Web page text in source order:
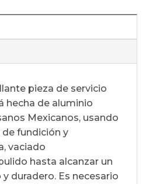
pieza de servicio
hecha de aluminio
Mexicanos, usando
fundición y
vaciado
hasta alcanzar un
duradero. Es necesario